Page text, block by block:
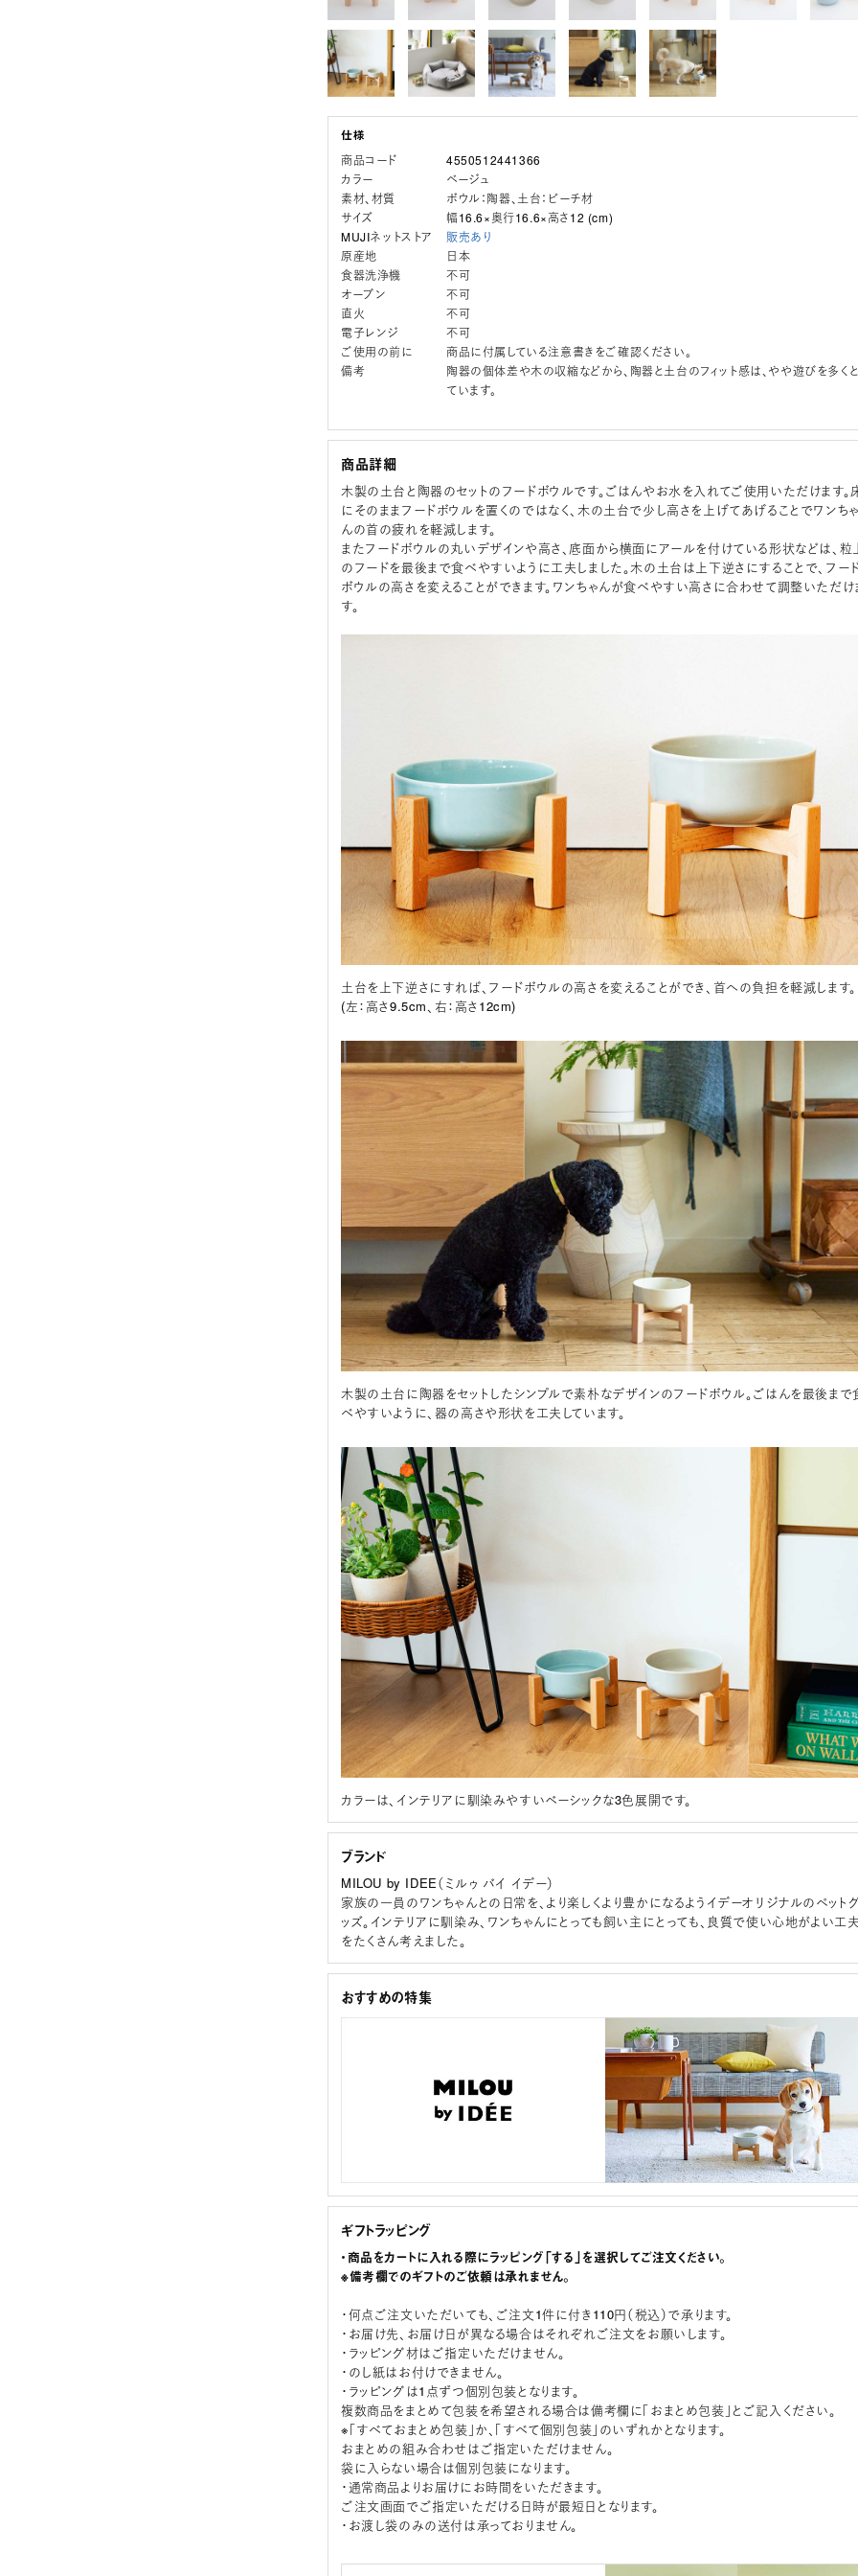
商品コード
4550512441366
カラー
ベージュ
素材、材質
ボウル：陶器、土台：ビーチ材
サイズ
幅16.6×奥行16.6×高さ12 (cm)
MUJIネットストア
販売あり
原産地
日本
食器洗浄機
不可
オーブン
不可
直火
不可
電子レンジ
不可
ご使用の前に
商品に付属している注意書きをご確認ください。
備考
陶器の個体差や木の収縮などから、陶器と土台のフィット感は、やや遊びを多く
ています。
商品詳細
木製の土台と陶器のセットのフードボウルです。ごはんやお水を入れてご使用いただけます。
にそのままフードボウルを置くのではなく、木の土台で少し高さを上げてあげることでワンち
んの首の疲れを軽減します。
またフードボウルの丸いデザインや高さ、底面から横面にアールを付けている形状などは、粒
のフードを最後まで食べやすいように工夫しました。木の土台は上下逆さにすることで、フー
ボウルの高さを変えることができます。ワンちゃんが食べやすい高さに合わせて調整いただけ
す。
土台を上下逆さにすれば、フードボウルの高さを変えることができ、首への負担を軽減します。
(左：高さ9.5cm、右：高さ12cm)
木製の土台に陶器をセットしたシンプルで素朴なデザインのフードボウル。ごはんを最後まで
べやすいように、器の高さや形状を工夫しています。
カラーは、インテリアに馴染みやすいベーシックな3色展開です。
ブランド
MILOU by IDEE（ミルゥ バイ イデー）
家族の一員のワンちゃんとの日常を、より楽しくより豊かになるようイデーオリジナルのペット
ッズ。インテリアに馴染み、ワンちゃんにとっても飼い主にとっても、良質で使い心地がよい工
をたくさん考えました。
おすすめの特集
ギフトラッピング
・商品をカートに入れる際にラッピング「する」を選択してご注文ください。
※備考欄でのギフトのご依頼は承れません。
・何点ご注文いただいても、ご注文1件に付き110円（税込）で承ります。
・お届け先、お届け日が異なる場合はそれぞれご注文をお願いします。
・ラッピング材はご指定いただけません。
・のし紙はお付けできません。
・ラッピングは1点ずつ個別包装となります。
複数商品をまとめて包装を希望される場合は備考欄に「おまとめ包装」とご記入ください。
※「すべておまとめ包装」か、「すべて個別包装」のいずれかとなります。
おまとめの組み合わせはご指定いただけません。
袋に入らない場合は個別包装になります。
・通常商品よりお届けにお時間をいただきます。
ご注文画面でご指定いただける日時が最短日となります。
・お渡し袋のみの送付は承っておりません。